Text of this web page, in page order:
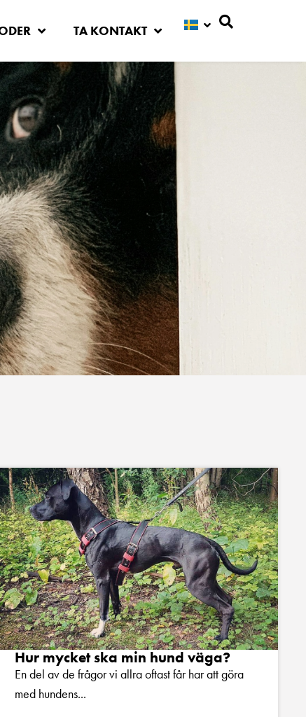
TA KONTAKT
Hur mycket ska min hund väga?
En del av de frågor vi allra oftast får har att göra
med hundens...